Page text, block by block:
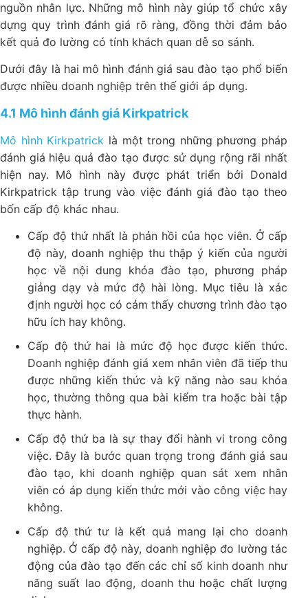
nguồn nhân lực. Những mô hình này giúp tổ chức xây
dựng quy trình đánh giá rõ ràng, đồng thời đảm bảo
kết quả đo lường có tính khách quan dễ so sánh.
Dưới đây là hai mô hình đánh giá sau đào tạo phổ biến
được nhiều doanh nghiệp trên thế giới áp dụng.
4.1 Mô hình đánh giá Kirkpatrick
Mô hình Kirkpatrick là một trong những phương pháp
đánh giá hiệu quả đào tạo được sử dụng rộng rãi nhất
hiện nay. Mô hình này được phát triển bởi Donald
Kirkpatrick tập trung vào việc đánh giá đào tạo theo
bốn cấp độ khác nhau.
Cấp độ thứ nhất là phản hồi của học viên. Ở cấp
độ này, doanh nghiệp thu thập ý kiến của người
học về nội dung khóa đào tạo, phương pháp
giảng dạy và mức độ hài lòng. Mục tiêu là xác
định người học có cảm thấy chương trình đào tạo
hữu ích hay không.
Cấp độ thứ hai là mức độ học được kiến thức.
Doanh nghiệp đánh giá xem nhân viên đã tiếp thu
được những kiến thức và kỹ năng nào sau khóa
học, thường thông qua bài kiểm tra hoặc bài tập
thực hành.
Cấp độ thứ ba là sự thay đổi hành vi trong công
việc. Đây là bước quan trọng trong đánh giá sau
đào tạo, khi doanh nghiệp quan sát xem nhân
viên có áp dụng kiến thức mới vào công việc hay
không.
Cấp độ thứ tư là kết quả mang lại cho doanh
nghiệp. Ở cấp độ này, doanh nghiệp đo lường tác
động của đào tạo đến các chỉ số kinh doanh như
năng suất lao động, doanh thu hoặc chất lượng